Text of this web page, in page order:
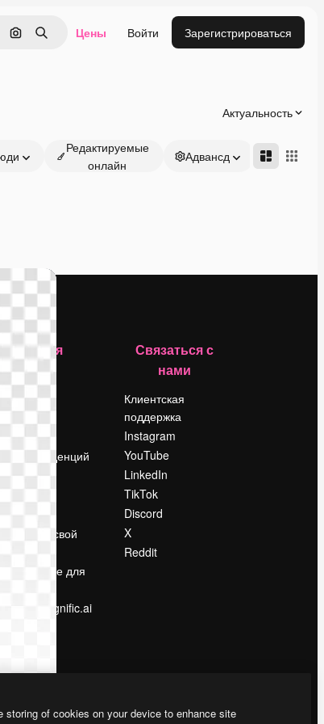
Поиск по изображению
Поиск Цены Войти Зарегистрироваться
Актуальность
Редактируемые
онлайн
Адвансд
Компания
О нас
Вакансии
Поиск тенденций
Блог
Продайте свой
Помещение для
Ищете magnific.ai
Связаться с
нами
Клиентская
поддержка
Instagram
YouTube
LinkedIn
TikTok
Discord
X
Reddit
storing of cookies on your device to enhance site